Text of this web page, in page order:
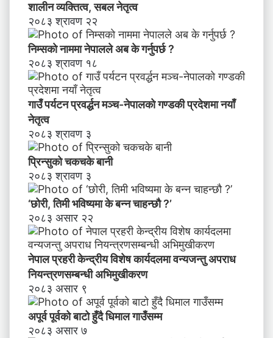
त्व
शालीन व्यक्तित्व, सबल नेतृत्व
२०८३ श्रावण २२
निम्सकाे नाममा नेपालले अब के गर्नुपर्छ ?
२०८३ श्रावण १८
गाउँ पर्यटन प्रवर्द्धन मञ्च-नेपालकाे गण्डकी प्रदेशमा नयाँ
नेतृत्व
२०८३ श्रावण ३
प्रिन्सुको चकचके बानी
२०८३ श्रावण ३
‘छोरी, तिमी भविष्यमा के बन्न चाहन्छौ ?’
२०८३ असार २२
नेपाल प्रहरी केन्द्रीय विशेष कार्यदलमा वन्यजन्तु अपराध
नियन्त्रणसम्बन्धी अभिमुखीकरण
२०८३ असार ९
अपूर्व पूर्वको बाटो हुँदै धिमाल गाउँसम्म
२०८३ असार ७